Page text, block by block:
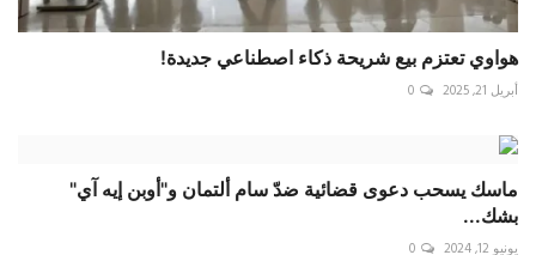
هواوي تعتزم بيع شريحة ذكاء اصطناعي جديدة!
أبريل 21, 2025 0
ماسك يسحب دعوى قضائية ضدّ سام ألتمان و"أوبن إيه آي"
بشك...
يونيو 12, 2024 0